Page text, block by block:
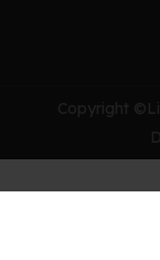
Copyright